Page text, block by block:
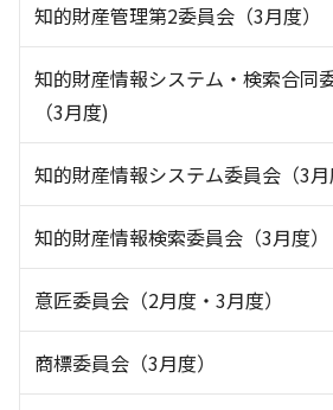
知的財産管理第2委員会（3月度）
知的財産情報システム・検索合同
（3月度)
知的財産情報システム委員会（3月
知的財産情報検索委員会（3月度）
意匠委員会（2月度・3月度）
商標委員会（3月度）